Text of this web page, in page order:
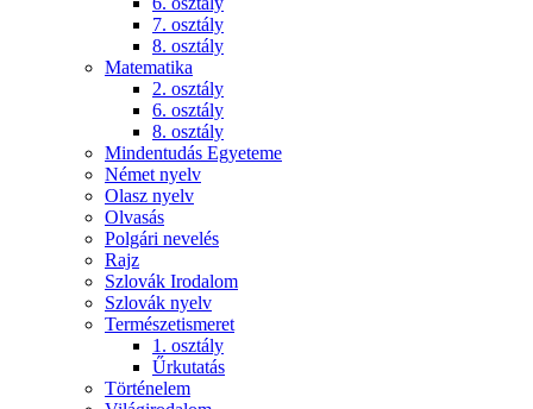
7. osztály
8. osztály
Matematika
2. osztály
6. osztály
8. osztály
Mindentudás Egyeteme
Német nyelv
Olasz nyelv
Olvasás
Polgári nevelés
Rajz
Szlovák Irodalom
Szlovák nyelv
Természetismeret
1. osztály
Űrkutatás
Történelem